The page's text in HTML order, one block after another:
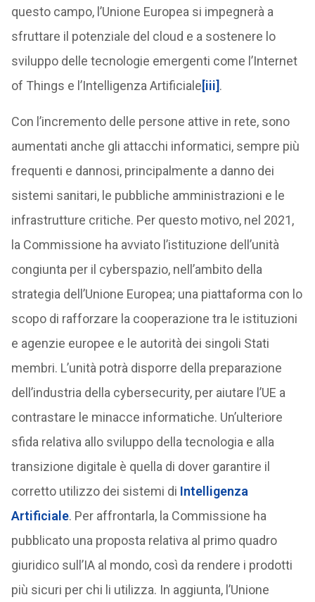
questo campo, l’Unione Europea si impegnerà a
sfruttare il potenziale del cloud e a sostenere lo
sviluppo delle tecnologie emergenti come l’Internet
of Things e l’Intelligenza Artificiale[iii].
Con l’incremento delle persone attive in rete, sono
aumentati anche gli attacchi informatici, sempre più
frequenti e dannosi, principalmente a danno dei
sistemi sanitari, le pubbliche amministrazioni e le
infrastrutture critiche. Per questo motivo, nel 2021,
la Commissione ha avviato l’istituzione dell’unità
congiunta per il cyberspazio, nell’ambito della
strategia dell’Unione Europea; una piattaforma con lo
scopo di rafforzare la cooperazione tra le istituzioni
e agenzie europee e le autorità dei singoli Stati
membri. L’unità potrà disporre della preparazione
dell’industria della cybersecurity, per aiutare l’UE a
contrastare le minacce informatiche. Un’ulteriore
sfida relativa allo sviluppo della tecnologia e alla
transizione digitale è quella di dover garantire il
corretto utilizzo dei sistemi di Intelligenza
Artificiale. Per affrontarla, la Commissione ha
pubblicato una proposta relativa al primo quadro
giuridico sull’IA al mondo, così da rendere i prodotti
più sicuri per chi li utilizza. In aggiunta, l’Unione